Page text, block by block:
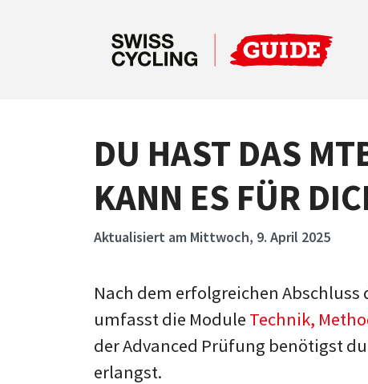
DU HAST DAS
KANN ES FÜR
Aktualisiert am Mittwoch, 9. April 2025
Nach dem erfolgreichen Abschluss
umfasst die Module Technik,
der Advanced Prüfung benötigst
erlangst.